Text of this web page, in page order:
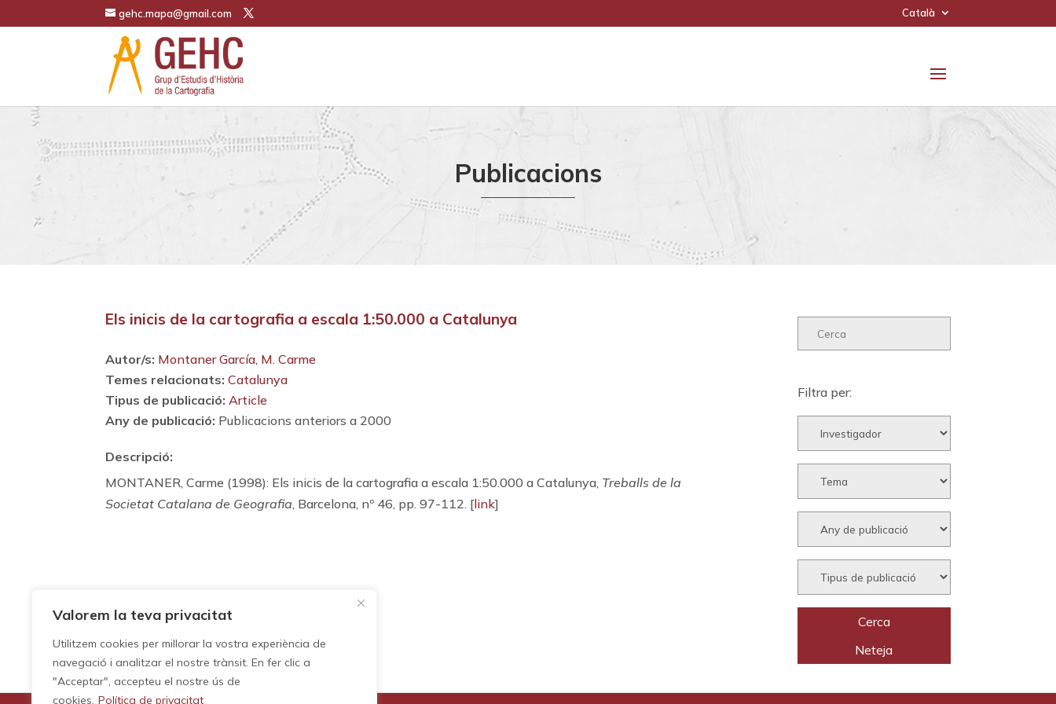
Valorem la teva privacitat
Utilitzem cookies per millorar la vostra experiència de
navegació i analitzar el nostre trànsit. En fer clic a
"Acceptar", accepteu el nostre ús de
cookies. Política de privacitat
gehc.mapa@gmail.com Català
Publicacions
Els inicis de la cartografia a escala 1:50.000 a Catalunya
Autor/s: Montaner García, M. Carme
Temes relacionats: Catalunya
Tipus de publicació: Article
Any de publicació: Publicacions anteriors a 2000
Descripció:
MONTANER, Carme (1998): Els inicis de la cartografia a escala 1:50.000 a Catalunya, Treballs de la
Societat Catalana de Geografia, Barcelona, nº 46, pp. 97-112. [link]
Filtra per: